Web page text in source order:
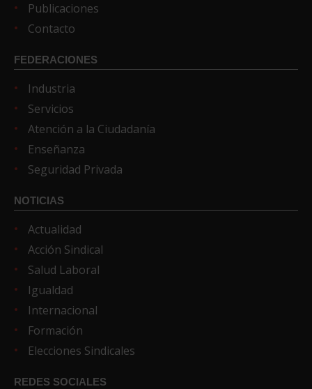
Publicaciones
Contacto
FEDERACIONES
Industria
Servicios
Atención a la Ciudadanía
Enseñanza
Seguridad Privada
NOTICIAS
Actualidad
Acción Sindical
Salud Laboral
Igualdad
Internacional
Formación
Elecciones Sindicales
REDES SOCIALES